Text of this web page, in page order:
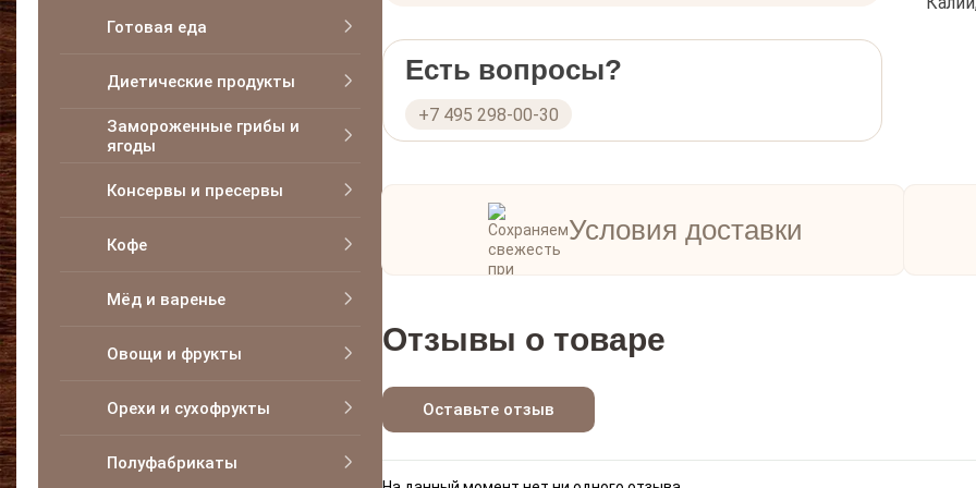
Готовая еда
Диетические продукты
Замороженные грибы и
ягоды
Консервы и пресервы
Кофе
Мёд и варенье
Овощи и фрукты
Орехи и сухофрукты
Полуфабрикаты
Есть вопросы?
+7 495 298-00-30
вам
Условия доставки
Отзывы о товаре
Оставьте отзыв